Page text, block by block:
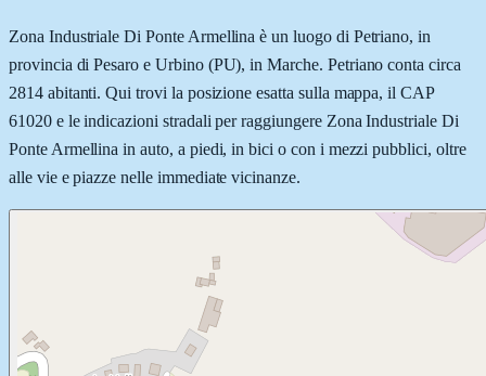
Zona Industriale Di Ponte Armellina è un luogo di Petriano, in
provincia di Pesaro e Urbino (PU), in Marche. Petriano conta circa
2814 abitanti. Qui trovi la posizione esatta sulla mappa, il CAP
61020 e le indicazioni stradali per raggiungere Zona Industriale Di
Ponte Armellina in auto, a piedi, in bici o con i mezzi pubblici, oltre
alle vie e piazze nelle immediate vicinanze.